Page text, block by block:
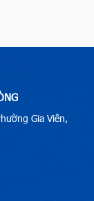
Gia Viên,